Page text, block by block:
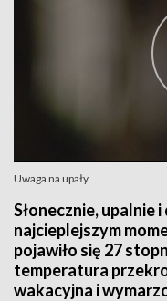
Uwaga na upały
Słonecznie, upalnie
najcieplejszym
pojawiło się 27
temperatura
wakacyjna i